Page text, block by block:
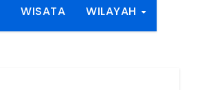
WISATA WILAYAH